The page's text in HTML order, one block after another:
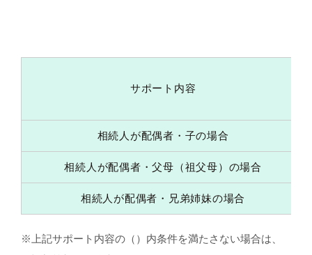
サポート内容
相続人が配偶者・子の場合
相続人が配偶者・父母（祖父母）の場合
相続人が配偶者・兄弟姉妹の場合
※上記サポート内容の（）内条件を満たさない場合は、